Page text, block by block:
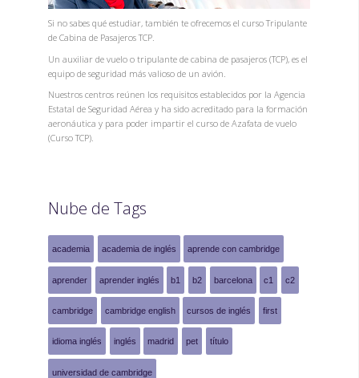
Si no sabes qué estudiar, también te ofrecemos el curso Tripulante
de Cabina de Pasajeros TCP.
Un auxiliar de vuelo o tripulante de cabina de pasajeros (TCP), es el
equipo de seguridad más valioso de un avión.
Nuestros centros reúnen los requisitos establecidos por la Agencia
Estatal de Seguridad Aérea y ha sido acreditado para la formación
aeronáutica y para poder impartir el curso de Azafata de vuelo
(Curso TCP).
Nube de Tags
academia academia de inglés aprende con cambridge
aprender aprender inglés b1 b2 barcelona c1 c2
cambridge cambridge english cursos de inglés first
idioma inglés inglés madrid pet título
universidad de cambridge